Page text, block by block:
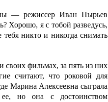
— режиссер Иван Пырьев
Хорошо, я с тобой разведусь,
никто и никогда снимать
своих фильмах, за пять из них
считают, что роковой для
Марина Алексеевна сыграла
но она с достоинством